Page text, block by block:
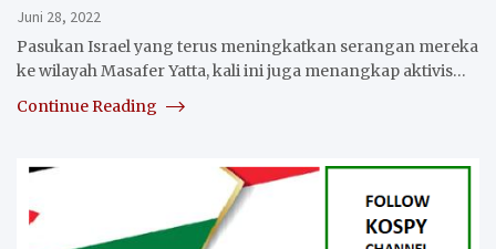
Juni 28, 2022
Pasukan Israel yang terus meningkatkan serangan mereka
ke wilayah Masafer Yatta, kali ini juga menangkap aktivis…
Continue Reading